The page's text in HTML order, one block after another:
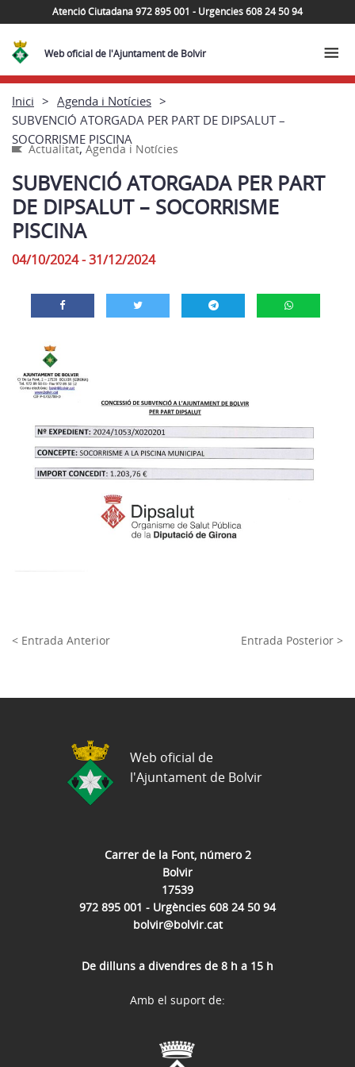
Atenció Ciutadana 972 895 001 - Urgències 608 24 50 94
Web oficial de l'Ajuntament de Bolvir
Inici
Agenda i Notícies
SUBVENCIÓ ATORGADA PER PART DE DIPSALUT –
SOCORRISME PISCINA
Actualitat,Agenda i Notícies
SUBVENCIÓ ATORGADA PER PART
DE DIPSALUT – SOCORRISME
PISCINA
04/10/2024 - 31/12/2024
< Entrada Anterior Entrada Posterior >
Carrer de la Font, número 2
Bolvir
17539
972 895 001 - Urgències 608 24 50 94
bolvir@bolvir.cat
De dilluns a divendres de 8 h a 15 h
Web oficial de
l'Ajuntament de Bolvir
Amb el suport de: